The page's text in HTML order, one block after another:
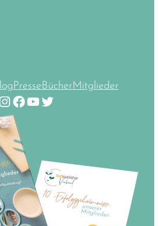
PresseBücherMitglieder
Instagram Facebook YouTube Twitter